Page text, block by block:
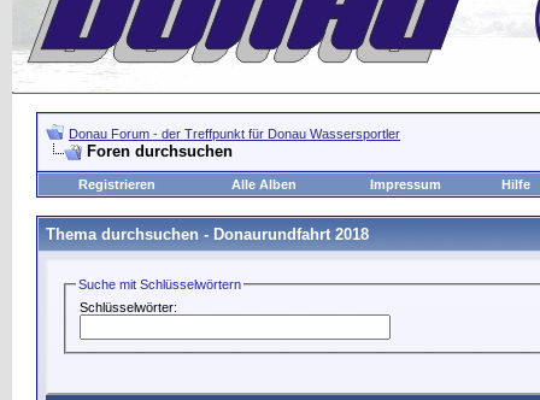
Donau Forum - der Treffpunkt für Donau Wassersportler
Foren durchsuchen
Registrieren Alle Alben Impressum Hilfe
Thema durchsuchen - Donaurundfahrt 2018
Suche mit Schlüsselwörtern
Schlüsselwörter: